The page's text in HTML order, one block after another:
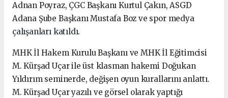
Adnan Poyraz, ÇGC Başkanı Kurtul Çakın, ASGD
Adana Şube Başkanı Mustafa Boz ve spor medya
çalışanları katıldı.
MHK İl Hakem Kurulu Başkanı ve MHK İl Eğitimcisi
M. Kürşad Uçar ile üst klasman hakemi Doğukan
Yıldırım seminerde, değişen oyun kurallarını anlattı.
M. Kürşad Uçar yazılı ve görsel olarak yaptığı